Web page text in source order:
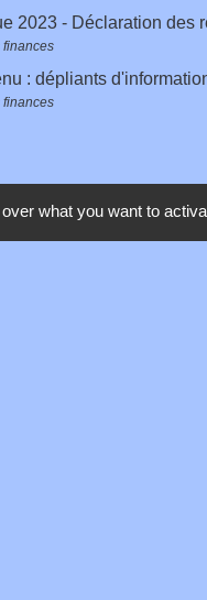
2023 - Déclaration des
finances
: dépliants
finances
what you want to